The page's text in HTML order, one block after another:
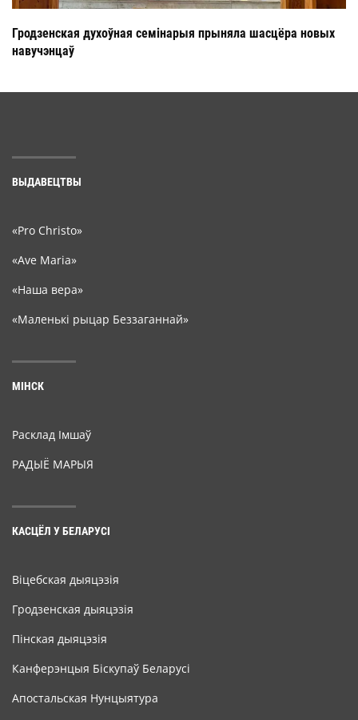
Гродзенская духоўная семінарыя прыняла шасцёра новых
навучэнцаў
ВЫДАВЕЦТВЫ
«Pro Christo»
«Ave Maria»
«Наша вера»
«Маленькі рыцар Беззаганнай»
МІНСК
Расклад Імшаў
РАДЫЁ МАРЫЯ
КАСЦЁЛ У БЕЛАРУСІ
Віцебская дыяцэзія
Гродзенская дыяцэзія
Пінская дыяцэзія
Канферэнцыя Біскупаў Беларусі
Апостальская Нунцыятура